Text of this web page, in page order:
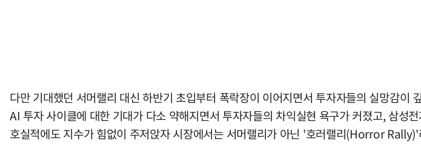
다만 기대했던 서머랠리 대신 하반기 초입부터 폭락장이 이어지면서 투자자들의 실망감
AI 투자 사이클에 대한 기대가 다소 약해지면서 투자자들의 차익실현 욕구가 커졌고, 삼
호실적에도 지수가 힘없이 주저앉자 시장에서는 서머랠리가 아닌 '호러랠리(Horror